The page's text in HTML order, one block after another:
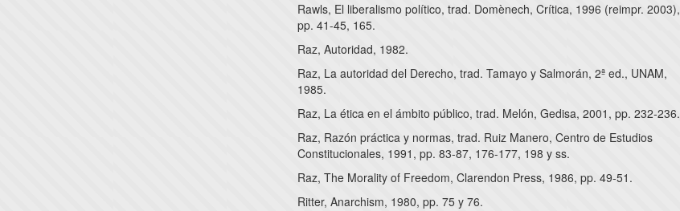
Rawls, El liberalismo político, trad. Domènech, Crítica, 1996 (reimpr. 2003),
pp. 41-45, 165.
Raz, Autoridad, 1982.
Raz, La autoridad del Derecho, trad. Tamayo y Salmorán, 2ª ed., UNAM,
1985.
Raz, La ética en el ámbito público, trad. Melón, Gedisa, 2001, pp. 232-236.
Raz, Razón práctica y normas, trad. Ruiz Manero, Centro de Estudios
Constitucionales, 1991, pp. 83-87, 176-177, 198 y ss.
Raz, The Morality of Freedom, Clarendon Press, 1986, pp. 49-51.
Ritter, Anarchism, 1980, pp. 75 y 76.